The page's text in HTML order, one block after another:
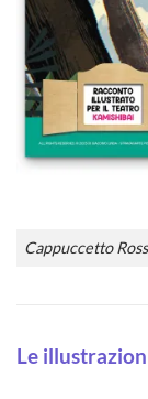
Cappuccetto
Le